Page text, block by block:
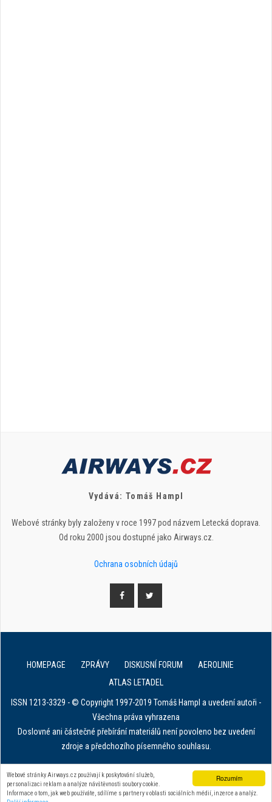
Rozumím
Webové stránky Airways.cz používají k poskytování služeb,
personalizaci reklam a analýze návštěvnosti soubory cookie.
Informace o tom, jak web používáte, sdílíme s partnery v oblasti sociálních médií, inzerce a analýz.
Vydává: Tomáš Hampl
Webové stránky byly založeny v roce 1997 pod názvem Letecká doprava.
Od roku 2000 jsou dostupné jako Airways.cz.
Ochrana osobních údajů
HOMEPAGE ZPRÁVY DISKUSNÍ FORUM
AEROLINIE
ATLAS LETADEL
ISSN 1213-3329 - © Copyright 1997-2019 Tomáš Hampl a uvedení autoři -
Všechna práva vyhrazena
Doslovné ani částečné přebírání materiálů není povoleno bez uvedení
zdroje a předchozího písemného souhlasu.
E. in ART for african IVF clinics
Zařízení na stahování dat z tachografu